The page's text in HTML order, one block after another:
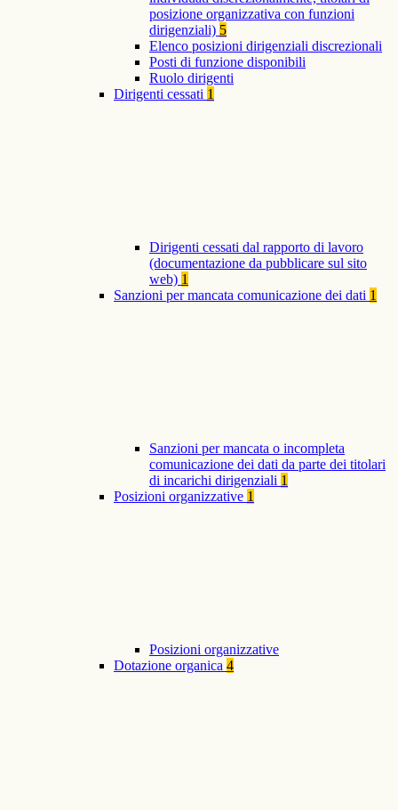
posizione organizzativa con funzioni
dirigenziali) 5
Elenco posizioni dirigenziali discrezionali
Posti di funzione disponibili
Ruolo dirigenti
Dirigenti cessati 1
Dirigenti cessati dal rapporto di lavoro
(documentazione da pubblicare sul sito
web) 1
Sanzioni per mancata comunicazione dei dati 1
Sanzioni per mancata o incompleta
comunicazione dei dati da parte dei titolari
di incarichi dirigenziali 1
Posizioni organizzative 1
Posizioni organizzative
Dotazione organica 4